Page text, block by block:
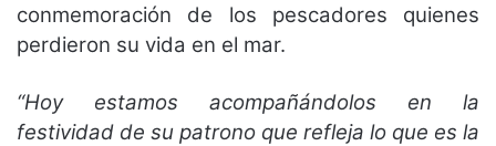
conmemoración de los pescadores quienes
perdieron su vida en el mar.
“Hoy estamos acompañándolos en la
festividad de su patrono que refleja lo que es la